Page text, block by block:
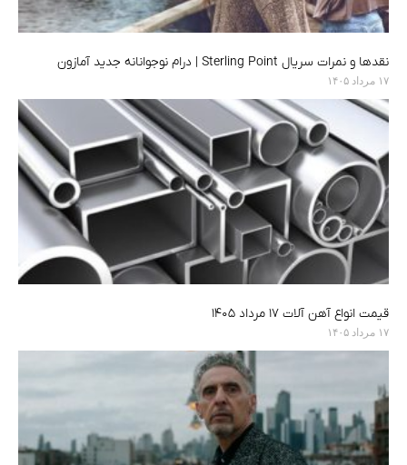
نقدها و نمرات سریال Sterling Point | درام نوجوانانه جدید آمازون
۱۷ مرداد ۱۴۰۵
قیمت انواع آهن آلات ۱۷ مرداد ۱۴۰۵
۱۷ مرداد ۱۴۰۵